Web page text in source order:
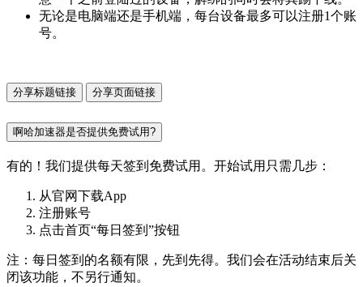
无论是电脑端还是手机端，每台设备最多可以注册1个账
号。
分享标题链接 分享页面链接
啊哈加速器是否提供免费试用?
有的！我们提供每天签到免费试用。开始试用只需几步：
从官网下载App
注册账号
点击首页“每日签到”按钮
注：每日签到的名额有限，先到先得。我们会在活动结束后关
闭该功能，不另行通知。